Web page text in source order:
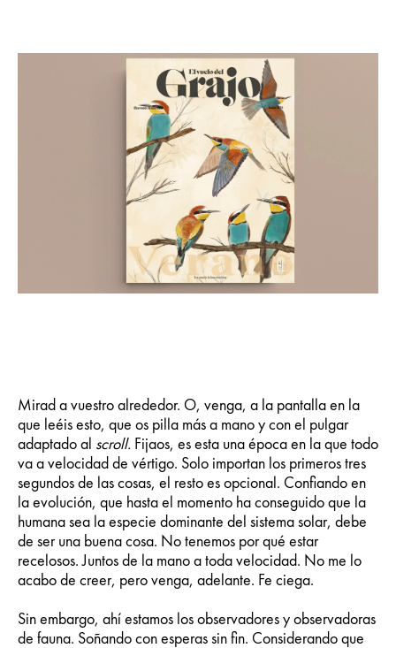
Mirad a vuestro alrededor. O, venga, a la pantalla en la
que leéis esto, que os pilla más a mano y con el pulgar
adaptado al scroll. Fijaos, es esta una época en la que todo
va a velocidad de vértigo. Solo importan los primeros tres
segundos de las cosas, el resto es opcional. Confiando en
la evolución, que hasta el momento ha conseguido que la
humana sea la especie dominante del sistema solar, debe
de ser una buena cosa. No tenemos por qué estar
recelosos. Juntos de la mano a toda velocidad. No me lo
acabo de creer, pero venga, adelante. Fe ciega.
Sin embargo, ahí estamos los observadores y observadoras
de fauna. Soñando con esperas sin fin. Considerando que